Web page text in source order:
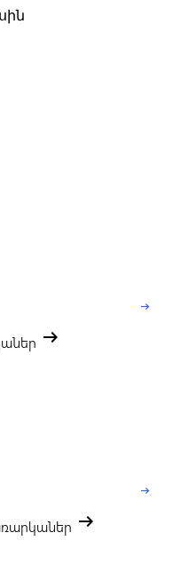
arrow_right_alt
arrow_right_alt
arrow_right_alt
arrow_right_alt